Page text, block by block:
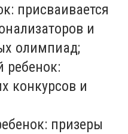
присваивается
и
олимпиад;
ребенок:
конкурсов и
призеры